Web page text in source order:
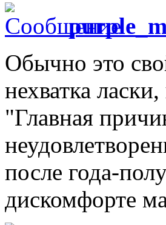
Обычно это
нехватка
"Главная
после года-
дискомфорте